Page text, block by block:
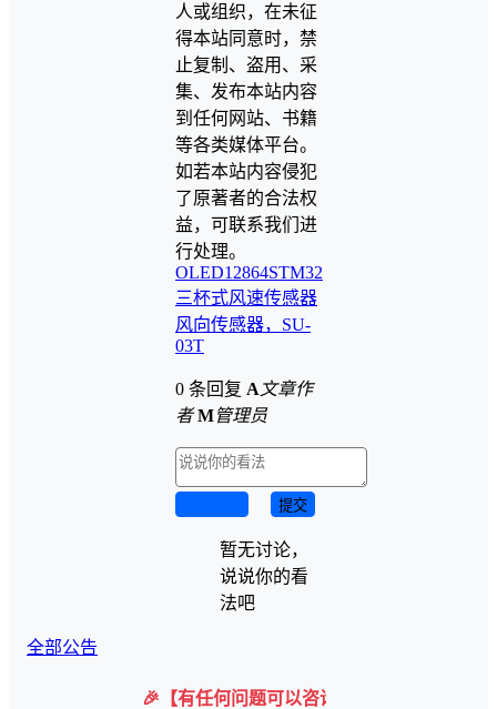
人或组织，在未征
得本站同意时，禁
止复制、盗用、采
集、发布本站内容
到任何网站、书籍
等各类媒体平台。
如若本站内容侵犯
了原著者的合法权
益，可联系我们进
行处理。
OLED12864STM32
三杯式风速传感器
风向传感器，SU-
03T
0 条回复 A 文章作
者 M管理员
提交
暂无讨论，
说说你的看
法吧
全部公告
🎉【有任何问题可以咨询微信客服】 购买后在下载界面